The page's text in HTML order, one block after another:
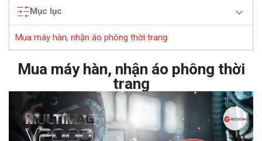
Mục lục
Mua máy hàn, nhận áo phông thời trang
Mua máy hàn, nhận áo phông thời
trang